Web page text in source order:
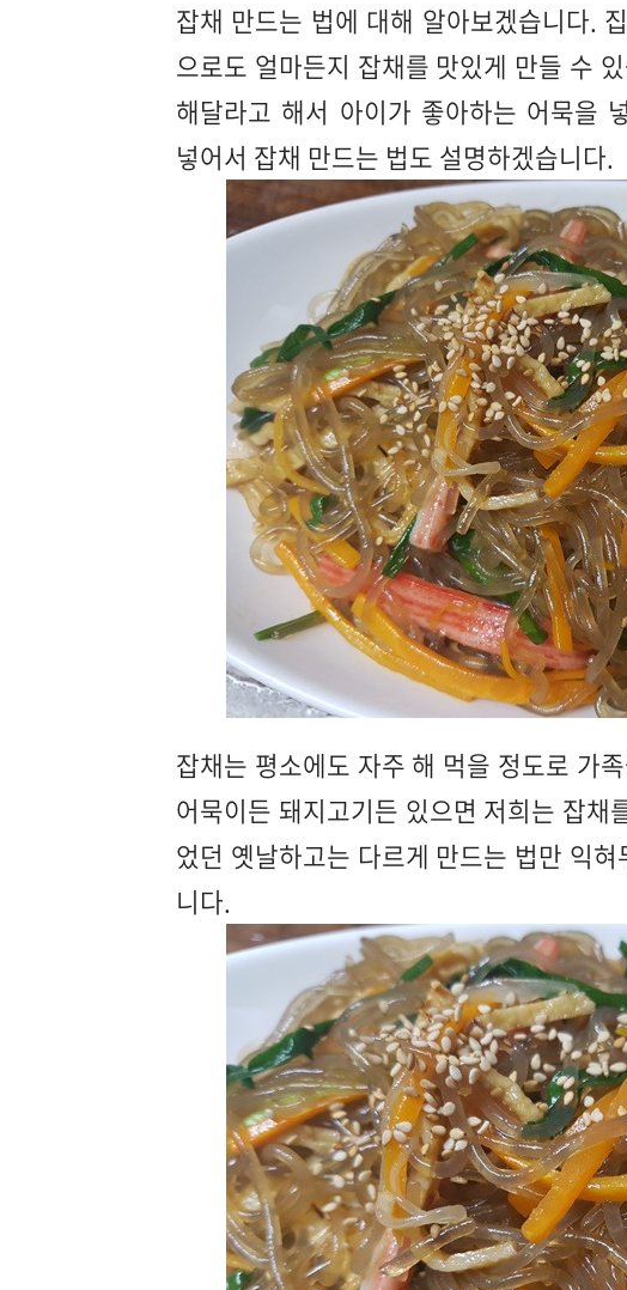
잡채 만드는 법에 대해 알아보겠습니다.
으로도 얼마든지 잡채를 맛있게 만들 수
해달라고 해서 아이가 좋아하는 어묵을
넣어서 잡채 만드는 법도 설명하겠습니다.
잡채는 평소에도 자주 해 먹을 정도로 가
어묵이든 돼지고기든 있으면 저희는 잡채
었던 옛날하고는 다르게 만드는 법만 익
니다.